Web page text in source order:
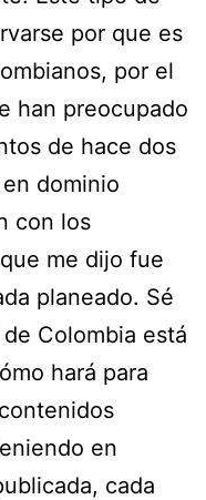
por que es
por el
han preocupado
de hace dos
dominio
con los
me dijo fue
planeado. Sé
Colombia está
hará para
en
cada